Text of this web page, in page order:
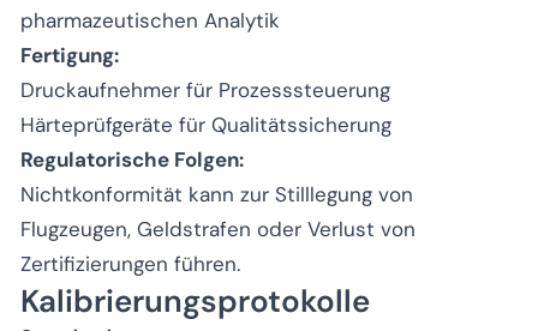
pharmazeutischen Analytik
Fertigung:
Druckaufnehmer für Prozesssteuerung
Härteprüfgeräte für Qualitätssicherung
Regulatorische Folgen:
Nichtkonformität kann zur Stilllegung von
Flugzeugen, Geldstrafen oder Verlust von
Zertifizierungen führen.
Kalibrierungsprotokolle